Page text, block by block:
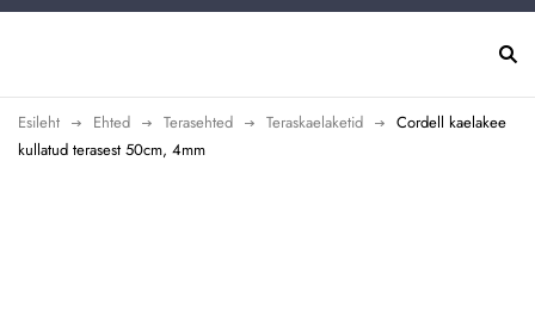
Esileht Ehted Terasehted Teraskaelaketid
Cordell kaelakee
kullatud terasest 50cm, 4mm